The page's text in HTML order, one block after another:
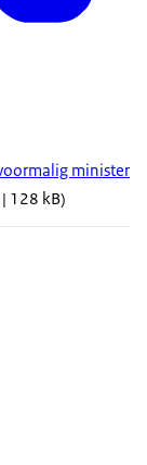
minister
128 kB)